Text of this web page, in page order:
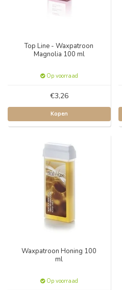
Top Line - Waxpatroon
Magnolia 100 ml
Op voorraad
€3,26
Kopen
Waxpatroon Honing 100
ml
Op voorraad